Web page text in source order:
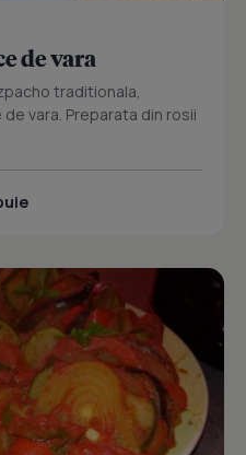
de vara
traditionala,
vara. Preparata din rosii